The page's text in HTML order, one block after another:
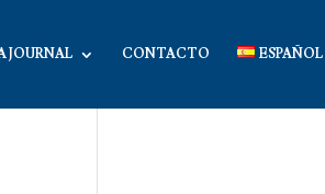
JOURNAL CONTACTO ESPAÑOL